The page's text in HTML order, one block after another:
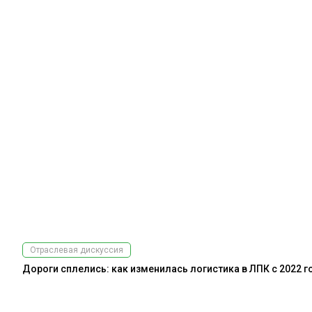
Отраслевая дискуссия
Дороги сплелись: как изменилась логистика в ЛПК с 2022